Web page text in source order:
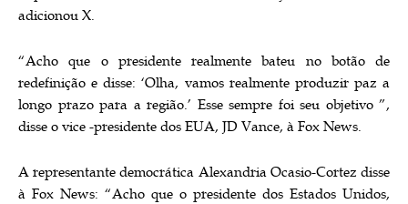
adicionou X.
“Acho que o presidente realmente bateu no botão de
redefinição e disse: ‘Olha, vamos realmente produzir paz a
longo prazo para a região.’ Esse sempre foi seu objetivo ”,
disse o vice -presidente dos EUA, JD Vance, à Fox News.
A representante democrática Alexandria Ocasio-Cortez disse
à Fox News: “Acho que o presidente dos Estados Unidos,